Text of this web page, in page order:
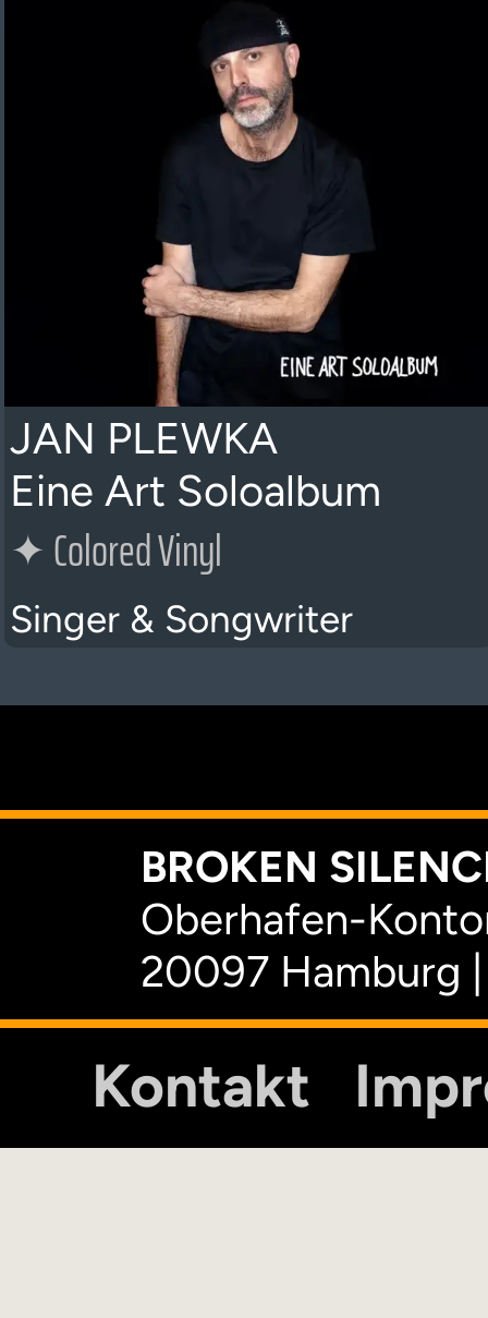
JAN PLEWKA
Eine Art Soloalbum
✦Colored Vinyl
Singer & Songwriter
BROKEN
Oberhafen-
20097 Hamburg
Kontakt